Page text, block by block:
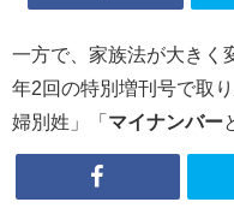
一方で、家族法が大きく
年2回の特別増刊号で取
婦別姓」「 マイナンバー